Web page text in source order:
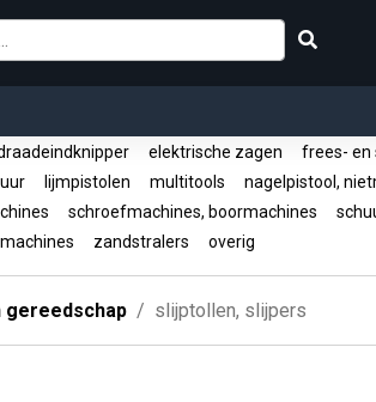
elektrische zagen frees- en
lijmpistolen multitools nagelpistool,
schroefmachines, boormachines
zandstralers overig
slijptollen, slijpers